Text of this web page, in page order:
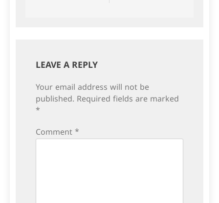
LEAVE A REPLY
Your email address will not be
published. Required fields are marked
*
Comment *